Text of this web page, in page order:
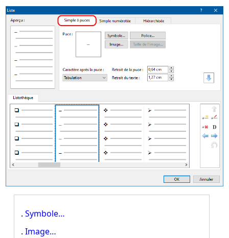
. Symbole…
. Image…